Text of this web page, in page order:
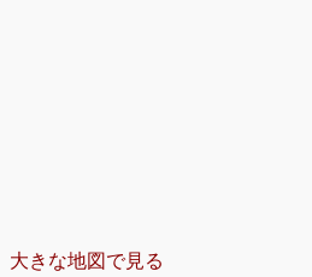
大きな地図で見る